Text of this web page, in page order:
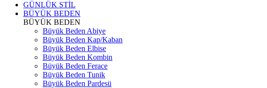
GÜNLÜK STİL
BÜYÜK BEDEN
BÜYÜK BEDEN
Büyük Beden Abiye
Büyük Beden Kap/Kaban
Büyük Beden Elbise
Büyük Beden Kombin
Büyük Beden Ferace
Büyük Beden Tunik
Büyük Beden Pardesü